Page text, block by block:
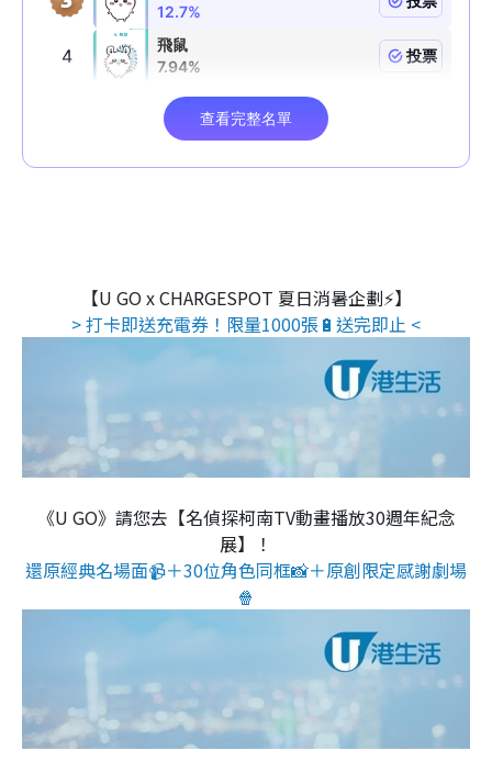
【U GO x CHARGESPOT 夏日消暑企劃⚡】
> 打卡即送充電券！限量1000張🔋送完即止 <
《U GO》請您去【名偵探柯南TV動畫播放30週年紀念
展】！
還原經典名場面📹＋30位角色同框📸＋原創限定感謝劇場
🍿